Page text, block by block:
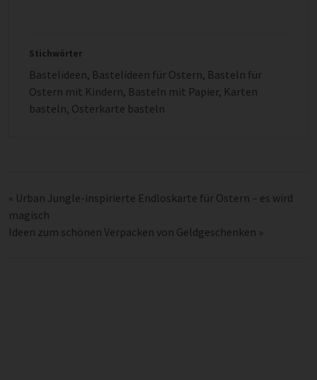
Stichwörter
Bastelideen, Bastelideen für Ostern, Basteln für
Ostern mit Kindern, Basteln mit Papier, Karten
basteln, Osterkarte basteln
« Urban Jungle-inspirierte Endloskarte für Ostern – es wird
magisch
Ideen zum schönen Verpacken von Geldgeschenken »